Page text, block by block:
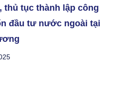
thủ tục thành lập công
đầu tư nước ngoài tại